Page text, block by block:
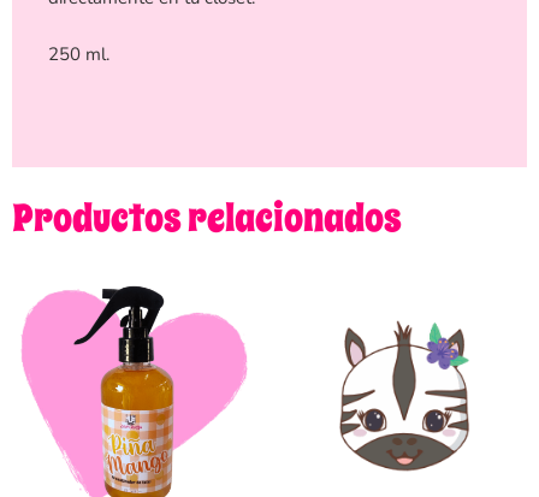
250 ml.
Productos relacionados